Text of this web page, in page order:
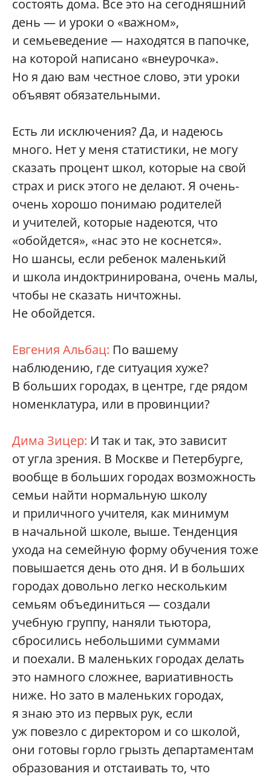
состоять дома. Все это на сегодняшний
день — и уроки о «важном»,
и семьеведение — находятся в папочке,
на которой написано «внеурочка».
Но я даю вам честное слово, эти уроки
объявят обязательными.
Есть ли исключения? Да, и надеюсь
много. Нет у меня статистики, не могу
сказать процент школ, которые на свой
страх и риск этого не делают. Я очень-
очень хорошо понимаю родителей
и учителей, которые надеются, что
«обойдется», «нас это не коснется».
Но шансы, если ребенок маленький
и школа индоктринирована, очень малы,
чтобы не сказать ничтожны.
Не обойдется.
Евгения Альбац: По вашему
наблюдению, где ситуация хуже?
В больших городах, в центре, где рядом
номенклатура, или в провинции?
Дима Зицер: И так и так, это зависит
от угла зрения. В Москве и Петербурге,
вообще в больших городах возможность
семьи найти нормальную школу
и приличного учителя, как минимум
в начальной школе, выше. Тенденция
ухода на семейную форму обучения тоже
повышается день ото дня. И в больших
городах довольно легко нескольким
семьям объединиться — создали
учебную группу, наняли тьютора,
сбросились небольшими суммами
и поехали. В маленьких городах делать
это намного сложнее, вариативность
ниже. Но зато в маленьких городах,
я знаю это из первых рук, если
уж повезло с директором и со школой,
они готовы горло грызть департаментам
образования и отстаивать то, что